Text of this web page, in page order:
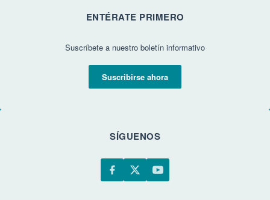
ENTÉRATE PRIMERO
Suscríbete a nuestro boletín informativo
Suscribirse ahora
SÍGUENOS